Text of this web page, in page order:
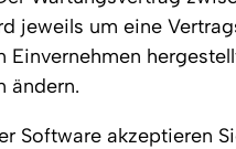
jeweils um eine
Einvernehmen
ändern.
Software akzeptieren